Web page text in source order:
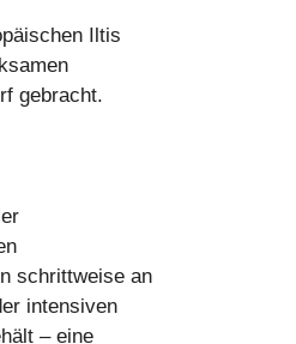
Iltis
gebracht.
schrittweise an
intensiven
– eine